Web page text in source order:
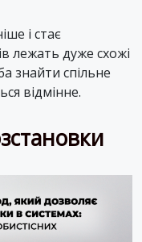
і стає
лежать дуже схожі
знайти спільне
відмінне.